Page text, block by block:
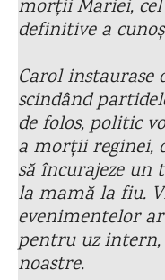
morții Mariei,
definitive a
Carol instaurase
scindând
de folos, politic
a morții reginei,
să încurajeze un
la mamă la fiu.
evenimentelor
pentru uz
noastre.